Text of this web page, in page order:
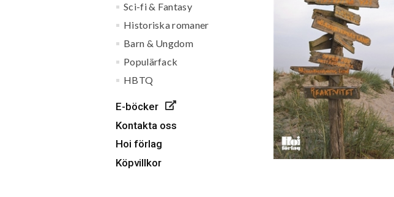
Sci-fi & Fantasy
Historiska romaner
Barn & Ungdom
Populärfack
HBTQ
E-böcker
Kontakta oss
Hoi förlag
Köpvillkor